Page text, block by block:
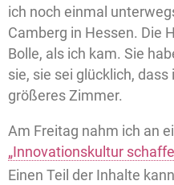
ich noch einmal
Camberg in Hessen. Die
Bolle, als ich kam. Sie
sie, sie sei glücklich,
größeres Zimmer.
Am Freitag nahm ich an
„Innovationskultur
Einen Teil der Inhalte